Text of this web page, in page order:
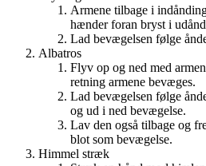
Armene tilbage i
hænder foran bryst i
Lad bevægelsen følge
Albatros
Flyv op og ned med
retning armene bevæges.
Lad bevægelsen følge
og ud i ned bevægelse.
Lav den også tilbage og
blot som bevægelse.
Himmel stræk